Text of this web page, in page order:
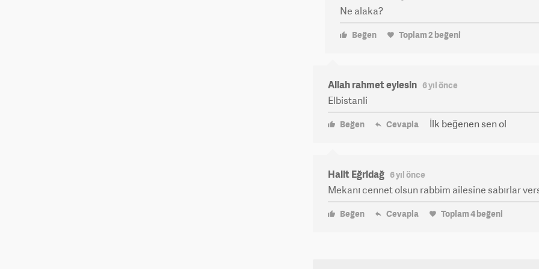
Ne alaka?
Beğen Toplam2 beğeni
Allah rahmet eylesin 6 yıl önce
Elbistanli
Beğen Cevapla İlk beğenen sen ol
Halit Eğridağ 6 yıl önce
Mekanı cennet olsun rabbim ailesine sabırlar
Beğen Cevapla Toplam4beğeni